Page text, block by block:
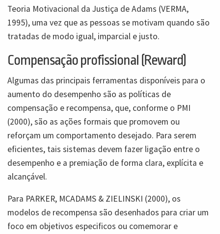
Teoria Motivacional da Justiça de Adams (VERMA,
1995), uma vez que as pessoas se motivam quando são
tratadas de modo igual, imparcial e justo.
Compensação profissional (Reward)
Algumas das principais ferramentas disponíveis para o
aumento do desempenho são as políticas de
compensação e recompensa, que, conforme o PMI
(2000), são as ações formais que promovem ou
reforçam um comportamento desejado. Para serem
eficientes, tais sistemas devem fazer ligação entre o
desempenho e a premiação de forma clara, explícita e
alcançável.
Para PARKER, MCADAMS & ZIELINSKI (2000), os
modelos de recompensa são desenhados para criar um
foco em objetivos especificos ou comemorar e